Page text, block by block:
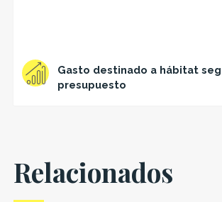
Gasto destinado a hábitat
presupuesto
Relacionados